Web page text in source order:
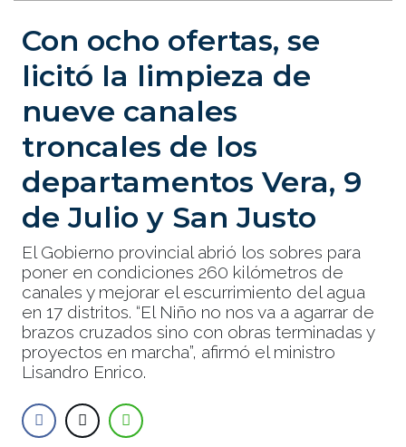
Con ocho ofertas, se
licitó la limpieza de
nueve canales
troncales de los
departamentos Vera, 9
de Julio y San Justo
El Gobierno provincial abrió los sobres para
poner en condiciones 260 kilómetros de
canales y mejorar el escurrimiento del agua
en 17 distritos. “El Niño no nos va a agarrar de
brazos cruzados sino con obras terminadas y
proyectos en marcha”, afirmó el ministro
Lisandro Enrico.